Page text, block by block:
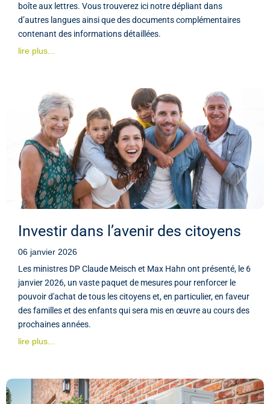
boîte aux lettres. Vous trouverez ici notre dépliant dans
d’autres langues ainsi que des documents complémentaires
contenant des informations détaillées.
lire plus...
Investir dans l’avenir des citoyens
06 janvier 2026
Les ministres DP Claude Meisch et Max Hahn ont présenté, le 6
janvier 2026, un vaste paquet de mesures pour renforcer le
pouvoir d'achat de tous les citoyens et, en particulier, en faveur
des familles et des enfants qui sera mis en œuvre au cours des
prochaines années.
lire plus...